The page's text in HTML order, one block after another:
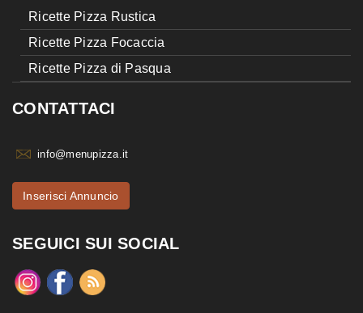
Ricette Pizza Rustica
Ricette Pizza Focaccia
Ricette Pizza di Pasqua
CONTATTACI
info@menupizza.it
Inserisci Annuncio
SEGUICI SUI SOCIAL